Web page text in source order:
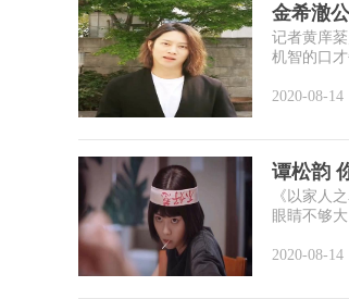
金希澈
记者黄庠
机智的口
2020-08-14
谭松韵
《以家人
眼睛不够
2020-08-14